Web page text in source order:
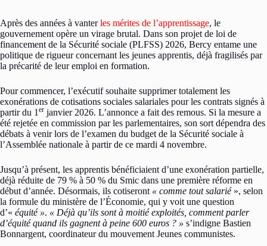
Après des années à vanterles mérites de l’apprentissage, le
gouvernement opère un virage brutal. Dans son projet de loi de
financement de la Sécurité sociale (PLFSS) 2026, Bercy entame une
politique de rigueur concernant les jeunes apprentis, déjà fragilisés par
la précarité de leur emploi en formation.
Pour commencer, l’exécutif souhaite supprimer totalement les
exonérations de cotisations sociales salariales pour les contrats signés à
partir du 1 er janvier 2026. L’annonce a fait des remous. Si la mesure a
été rejetée en commission par les parlementaires, son sort dépendra des
débats à venir lors de l’examen du budget de la Sécurité sociale à
l’Assemblée nationale à partir de ce mardi 4 novembre.
Jusqu’à présent, les apprentis bénéficiaient d’une exonération partielle,
déjà réduite de 79 % à 50 % du Smic dans une première réforme en
début d’année. Désormais, ils cotiseront « comme tout salarié», selon
la formule du ministère de l’Économie, qui y voit une question
d’« équité ». « Déjà qu’ils sont à moitié exploités, comment parler
d’équité quand ils gagnent à peine 600 euros ? » s’indigne Bastien
Bonnargent, coordinateur du mouvement Jeunes communistes.